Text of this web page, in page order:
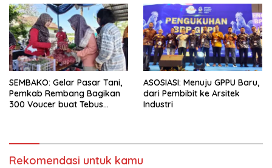
SEMBAKO: Gelar Pasar Tani,
Pemkab Rembang Bagikan
300 Voucer buat Tebus
ASOSIASI: Menuju GPPU Baru,
dari Pembibit ke Arsitek
Industri
Rekomendasi untuk kamu